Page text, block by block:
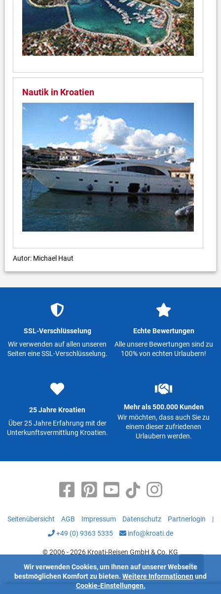
Nautik in Kroatien
Autor: Michael Haut
SSL-Verschlüsselung
Wir verwenden auf allen unseren
Seiten eine SSL-Verschlüsselung.
Echte Bewertungen
Alle unsere Bewertungen sind zu
100% von echten Urlaubern!
25 Jahre Kroatien
Über 25 Jahre Erfahrung mit der
Unterkunftsvermittlung Kroatien.
Mehr als 500.000 Kunden
Wir möchten, dass auch Sie zu
einem dieser zufriedenen
Urlaubern werden.
Seitenübersicht AGB Impressum Datenschutz Partnerlogin
|
+49 (0) 9363 5335
info@kroati.de
© 2006 - 2026 Kroati-Reisen GmbH & Co. KG
Wir verwenden Cookies, um Ihnen auf unserer Webseite
bestmöglichen Komfort zu bieten. Weitere Informationen und
Cookie-Einstellungen.